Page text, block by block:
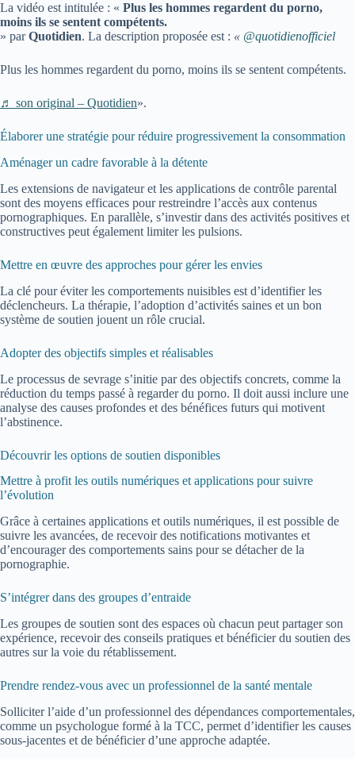
La vidéo est intitulée : « Plus les hommes regardent du porno,
moins ils se sentent compétents.
» parQuotidien. La description proposée est : « @quotidienofficiel
Plus les hommes regardent du porno, moins ils se sentent compétents.
♬ son original – Quotidien».
Élaborer une stratégie pour réduire progressivement la consommation
Aménager un cadre favorable à la détente
Les extensions de navigateur et les applications de contrôle parental
sont des moyens efficaces pour restreindre l’accès aux contenus
pornographiques. En parallèle, s’investir dans des activités positives et
constructives peut également limiter les pulsions.
Mettre en œuvre des approches pour gérer les envies
La clé pour éviter les comportements nuisibles est d’identifier les
déclencheurs. La thérapie, l’adoption d’activités saines et un bon
système de soutien jouent un rôle crucial.
Adopter des objectifs simples et réalisables
Le processus de sevrage s’initie par des objectifs concrets, comme la
réduction du temps passé à regarder du porno. Il doit aussi inclure une
analyse des causes profondes et des bénéfices futurs qui motivent
l’abstinence.
Découvrir les options de soutien disponibles
Mettre à profit les outils numériques et applications pour suivre
l’évolution
Grâce à certaines applications et outils numériques, il est possible de
suivre les avancées, de recevoir des notifications motivantes et
d’encourager des comportements sains pour se détacher de la
pornographie.
S’intégrer dans des groupes d’entraide
Les groupes de soutien sont des espaces où chacun peut partager son
expérience, recevoir des conseils pratiques et bénéficier du soutien des
autres sur la voie du rétablissement.
Prendre rendez-vous avec un professionnel de la santé mentale
Solliciter l’aide d’un professionnel des dépendances comportementales,
comme un psychologue formé à la TCC, permet d’identifier les causes
sous-jacentes et de bénéficier d’une approche adaptée.